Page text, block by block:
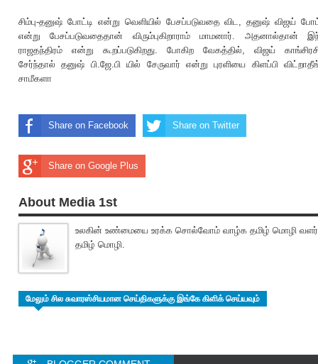
சிம்பு-தனுஷ் போட்டி என்று வெளியில் பேசப்படுவதை விட, தனுஷ் விஜய்
என்று பேசப்படுவதைதான் விரும்புகிறாராம் மாமனார். அதனால்தான்
ராஜதந்திரம் என்று கூறப்படுகிறது. போகிற வேகத்தில், விஜய்
சேர்ந்தால் தனுஷ் பி.ஜே.பி யில் சேருவார் என்று புரளியை கிளப்பி
சாமீகளா
Share on Facebook Share on Twitter
Share on Google Plus
About Media 1st
உலகின் உண்மையை உரக்க சொல்வோம் வாழ்க தமிழ் மொழி
தமிழ் மொழி.
மேலும் சில சுவாரஸ்சியமான செய்திகளுக்கு இங்கே கிளிக் செய்யவும்